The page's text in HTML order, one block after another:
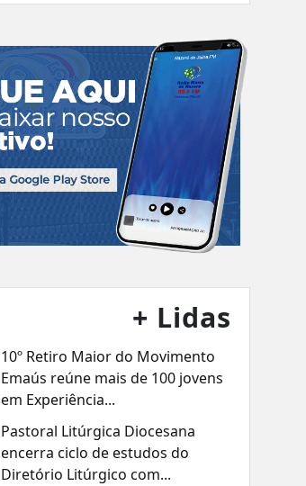
+ Lidas
10º Retiro Maior do Movimento
Emaús reúne mais de 100 jovens
em Experiência...
Pastoral Litúrgica Diocesana
encerra ciclo de estudos do
Diretório Litúrgico com...